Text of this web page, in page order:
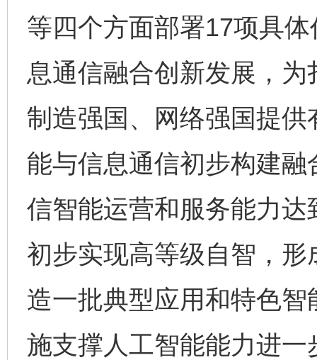
等四个方面部署17项具
息通信融合创新发展，
制造强国、网络强国提
能与信息通信初步构建
信智能运营和服务能力
初步实现高等级自智，
造一批典型应用和特色
施支撑人工智能能力进一